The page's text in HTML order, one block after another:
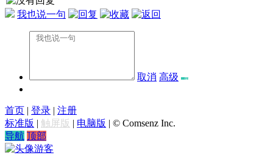
我也说一句
取消 高级
首页 | 登录 | 注册
标准版 | 触屏版 | 电脑版 | © Comsenz Inc.
导航 顶部
游客